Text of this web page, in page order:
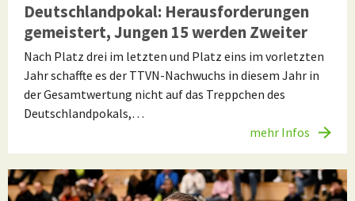
Deutschlandpokal: Herausforderungen
gemeistert, Jungen 15 werden Zweiter
Nach Platz drei im letzten und Platz eins im vorletzten
Jahr schaffte es der TTVN-Nachwuchs in diesem Jahr in
der Gesamtwertung nicht auf das Treppchen des
Deutschlandpokals,…
mehr Infos